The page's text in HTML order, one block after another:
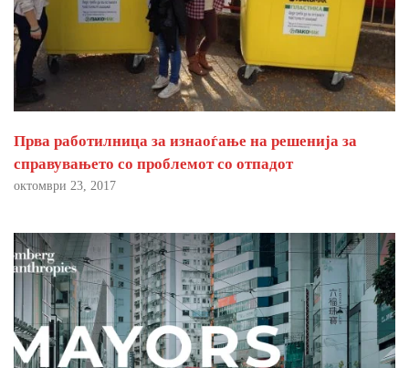
Прва работилница за изнаоѓање на решенија за
справувањето со проблемот со отпадот
октомври 23, 2017